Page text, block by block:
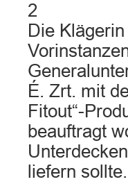
2
Die
É. Zrt. mit
Fitout“-
beauftragt
liefern sollte.